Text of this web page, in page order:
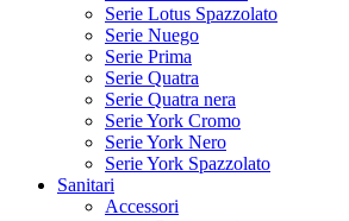
Serie Lotus Spazzolato
Serie Nuego
Serie Prima
Serie Quatra
Serie Quatra nera
Serie York Cromo
Serie York Nero
Serie York Spazzolato
Sanitari
Accessori